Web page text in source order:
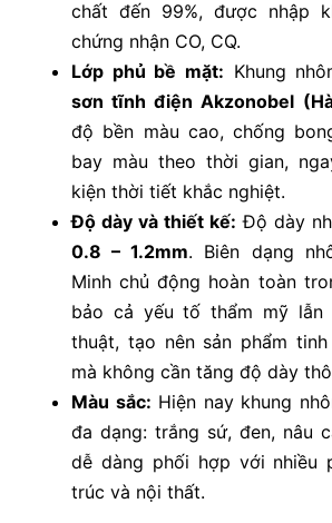
chất đến 99%, được nhập
chứng nhận CO, CQ.
Lớp phủ bề mặt: Khung
sơn tĩnh điện Akzonobel
độ bền màu cao, chống
bay màu theo thời gian,
kiện thời tiết khắc nghiệt.
Độ dày và thiết kế: Độ dày
0.8 – 1.2mm. Biên dạng
Minh chủ động hoàn toàn
bảo cả yếu tố thẩm mỹ lẫn
thuật, tạo nên sản phẩm
mà không cần tăng độ dày
Màu sắc: Hiện nay khung
đa dạng: trắng sứ, đen, nâu
dễ dàng phối hợp với nhiều
trúc và nội thất.